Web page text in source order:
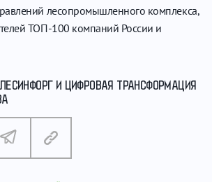
лесопромышленного комплекса,
ТОП-100 компаний России и
И ЦИФРОВАЯ ТРАНСФОРМАЦИЯ